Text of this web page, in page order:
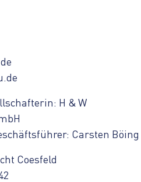
H & W
Carsten Böing
Coesfeld